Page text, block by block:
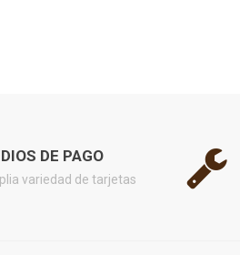
DE PAGO
variedad de tarjetas